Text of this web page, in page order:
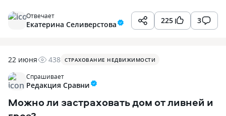
225 3
Отвечает
Екатерина Селиверстова
22 июня 438 СТРАХОВАНИЕ НЕДВИЖИМОСТИ
Спрашивает
Редакция Сравни
Можно ли застраховать дом от ливней и